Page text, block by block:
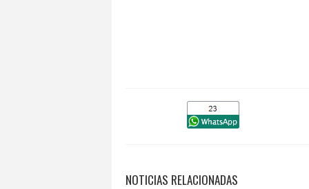
NOTICIAS RELACIONADAS